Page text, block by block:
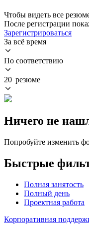
Чтобы видеть все
После регистрации
Зарегистрироваться
За всё время
По соответствию
20 резюме
Ничего не
Попробуйте изменить
Быстрые
Полная занятость
Полный день
Проектная работа
Корпоративная